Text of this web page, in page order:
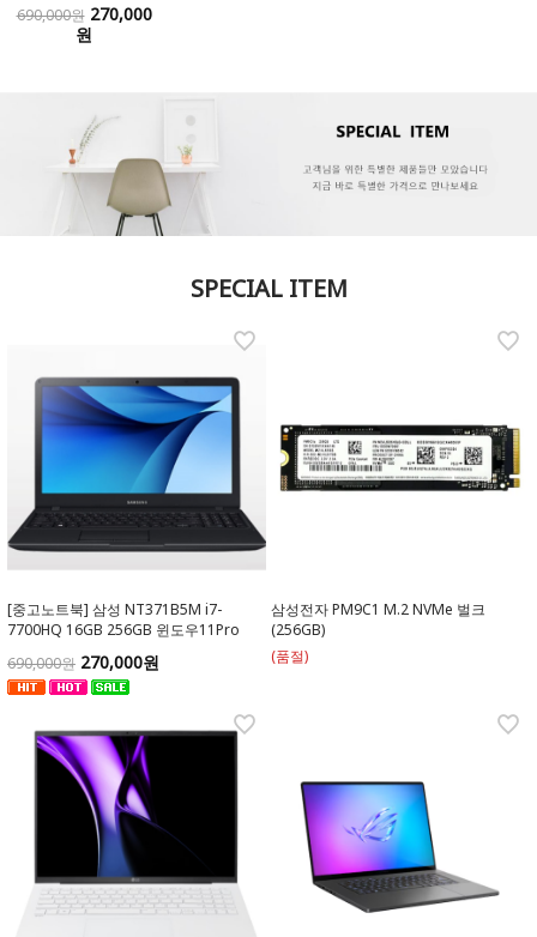
690,000원 270,000
원
SPECIAL ITEM
[중고노트북] 삼성 NT371B5M i7-
7700HQ 16GB 256GB 윈도우11Pro
690,000원 270,000원
삼성전자 PM9C1 M.2 NVMe 벌크
(256GB)
(품절)